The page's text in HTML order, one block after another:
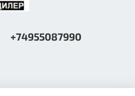
+74955087990